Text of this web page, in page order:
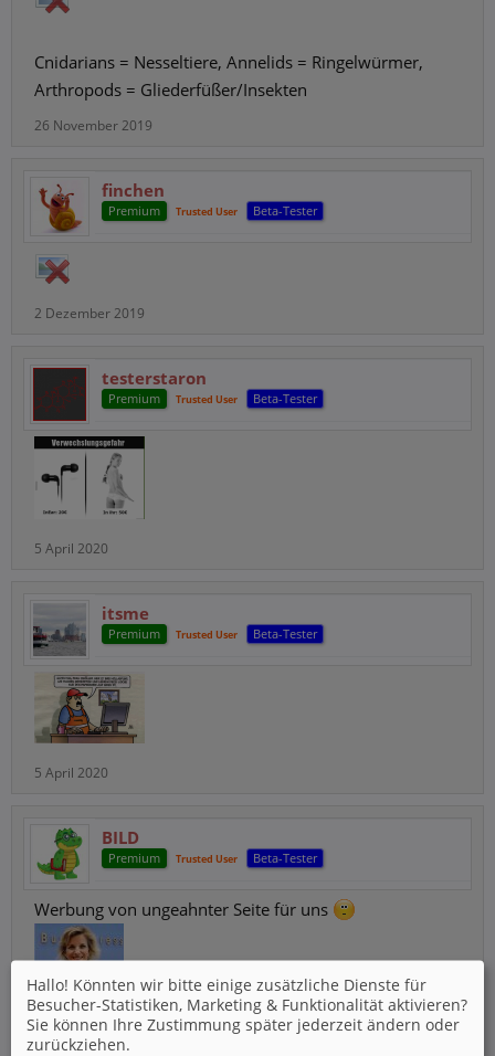
Cnidarians = Nesseltiere, Annelids = Ringelwürmer,
Arthropods = Gliederfüßer/Insekten
26 November 2019
finchen
Premium Trusted User Beta-Tester
2 Dezember 2019
testerstaron
Premium Trusted User Beta-Tester
5 April 2020
itsme
Premium Trusted User Beta-Tester
5 April 2020
BILD
Premium Trusted User Beta-Tester
Werbung von ungeahnter Seite für uns
Hallo! Könnten wir bitte einige zusätzliche Dienste für
Besucher-Statistiken, Marketing & Funktionalität aktivieren?
Sie können Ihre Zustimmung später jederzeit ändern oder
zurückziehen.